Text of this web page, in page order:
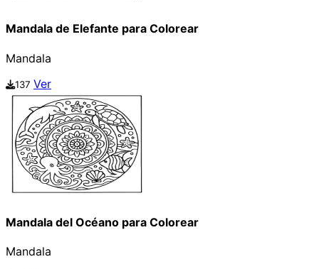
Mandala de Elefante para Colorear
Mandala
137 Ver
Mandala del Océano para Colorear
Mandala